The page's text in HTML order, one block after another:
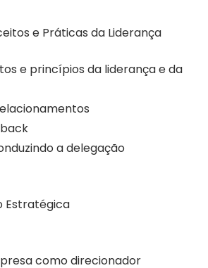
e Práticas da Liderança
e princípios da liderança e da
a delegação
Estratégica
como direcionador